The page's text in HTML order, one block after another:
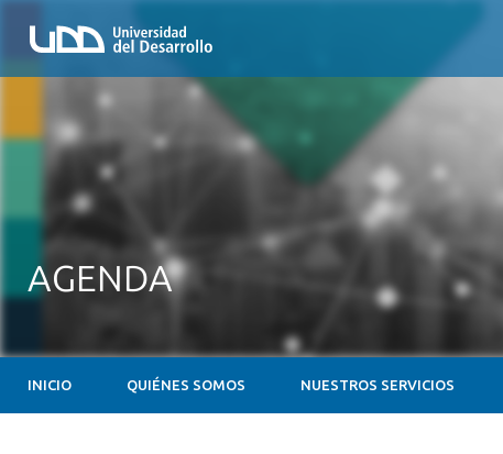
AGENDA
INICIO QUIÉNES SOMOS NUESTROS SERVICIOS